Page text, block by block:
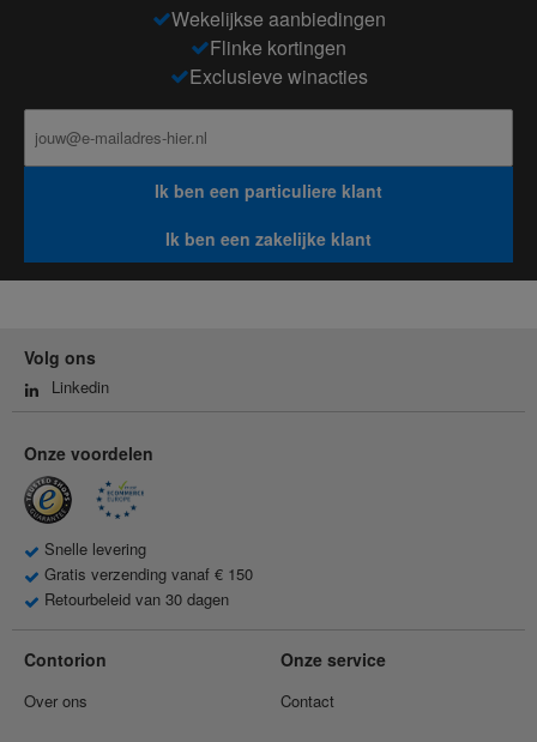
Wekelijkse aanbiedingen
Flinke kortingen
Exclusieve winacties
Ik ben een particuliere klant
Ik ben een zakelijke klant
Volg ons
Linkedin
Onze voordelen
Snelle levering
Gratis verzending vanaf € 150
Retourbeleid van 30 dagen
Contorion
Over ons
Onze service
Contact